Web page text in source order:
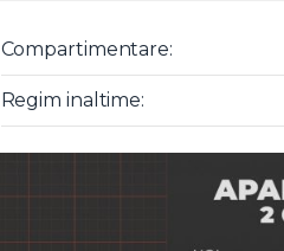
Compartimentare:
Regim inaltime: